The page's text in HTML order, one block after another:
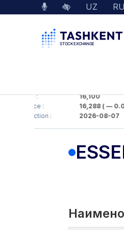
UZ RU
Price :
16,100
16,288( — 0.0 )
transaction :
2026-08-07